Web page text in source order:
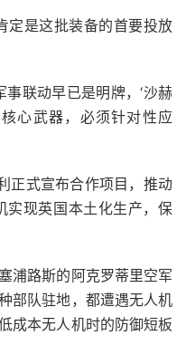
定是这批装备的首要投放
联动早已是明牌，‘沙赫
心武器，必须针对性应
正式宣布合作项目，推动
实现英国本土化生产，保
浦路斯的阿克罗蒂里空军
部队驻地，都遭遇无人机
成本无人机时的防御短板